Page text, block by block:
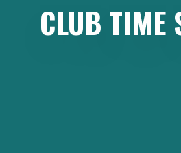
CLUB TIME